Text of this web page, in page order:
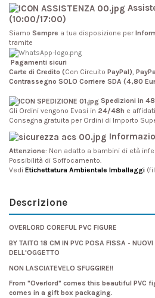
(10:00/17:00)
Siamo Sempre a tua disposizione per
tramite
Pagamenti sicuri
Carte di Credito (Con Circuito PayPal),
Contrassegno SOLO Corriere SDA (4,80
Spedizioni in
Gli Ordini vengono Evasi in 24/48h e
Consegna gratuita per Ordini di Importo
Attenzione: Non adatto a bambini di età
Possibilità di Soffocamento.
Vedi Etichettatura Ambientale Imballaggi
Descrizione
OVERLORD COREFUL PVC FIGURE
BY TAITO 18 CM IN PVC POSA FISSA -
DELL'OGGETTO
NON LASCIATEVELO SFUGGIRE!!
From "Overlord" comes this beautiful PVC
comes in a gift box packaging.